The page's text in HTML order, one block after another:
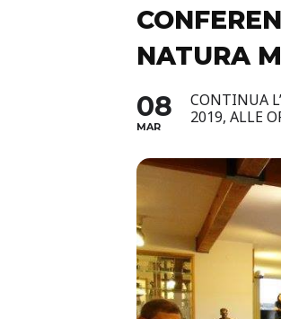
NATURA
08
MAR
CONTINUA
2019, ALLE